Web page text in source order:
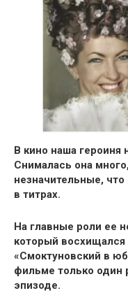
В кино наша героиня
Снималась она
незначительные, что
в титрах.
На главные роли ее
который восхищался
«Смоктуновский в
фильме только один
эпизоде.